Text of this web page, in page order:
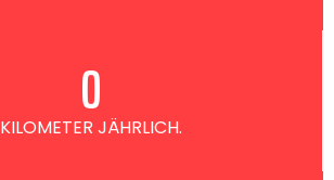
KILOMETER JÄHRLICH.
0